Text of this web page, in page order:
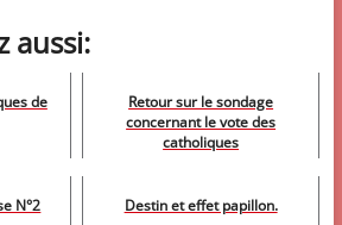
aussi:
de
Retour sur le sondage
concernant le vote des
catholiques
N°2 Destin et effet papillon.